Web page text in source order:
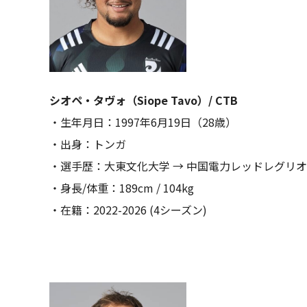
シオペ・タヴォ（Siope Tavo）/ CTB
・生年月日：1997年6月19日（28歳）
・出身：トンガ
・選手歴：大東文化大学 → 中国電力レッドレグリ
・身長/体重：189cm / 104kg
・在籍：2022-2026 (4シーズン)